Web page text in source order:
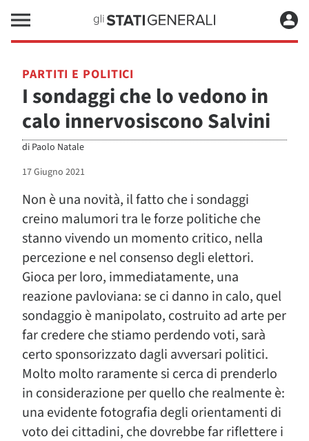
PARTITI E POLITICI
I sondaggi che lo vedono in
calo innervosiscono Salvini
di Paolo Natale
17 Giugno 2021
Non è una novità, il fatto che i sondaggi
creino malumori tra le forze politiche che
stanno vivendo un momento critico, nella
percezione e nel consenso degli elettori.
Gioca per loro, immediatamente, una
reazione pavloviana: se ci danno in calo, quel
sondaggio è manipolato, costruito ad arte per
far credere che stiamo perdendo voti, sarà
certo sponsorizzato dagli avversari politici.
Molto molto raramente si cerca di prenderlo
in considerazione per quello che realmente è:
una evidente fotografia degli orientamenti di
voto dei cittadini, che dovrebbe far riflettere i